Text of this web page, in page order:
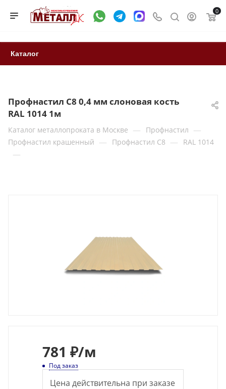
0
Каталог
Профнастил С8 0,4 мм слоновая кость
RAL 1014 1м
Каталог металлопроката в Москве — Профнастил —
Профнастил крашенный — Профнастил С8 — RAL 1014
—
781 ₽/м
Под заказ
Цена действительна при заказе